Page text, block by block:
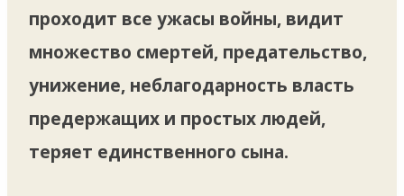
проходит все ужасы войны, видит
множество смертей, предательство,
унижение, неблагодарность власть
предержащих и простых людей,
теряет единственного сына.